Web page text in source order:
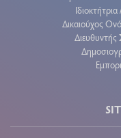
Δικαιούχος